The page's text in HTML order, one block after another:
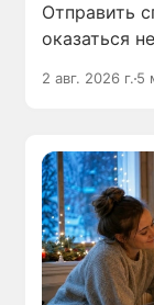
Отправить
оказаться
2 авг. 2026 г. 5